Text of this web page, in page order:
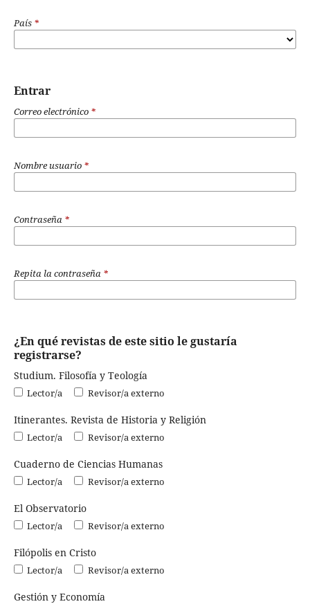
País *
Entrar
Correo electrónico *
Nombre usuario *
Contraseña *
Repita la contraseña *
¿En qué revistas de este sitio le gustaría
registrarse?
Studium. Filosofía y Teología
Lector/a Revisor/a externo
Itinerantes. Revista de Historia y Religión
Lector/a Revisor/a externo
Cuaderno de Ciencias Humanas
Lector/a Revisor/a externo
El Observatorio
Lector/a Revisor/a externo
Filópolis en Cristo
Lector/a Revisor/a externo
Gestión y Economía